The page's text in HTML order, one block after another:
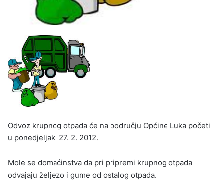
Odvoz krupnog otpada će na području Općine Luka početi
u ponedjeljak, 27. 2. 2012.
Mole se domaćinstva da pri pripremi krupnog otpada
odvajaju željezo i gume od ostalog otpada.